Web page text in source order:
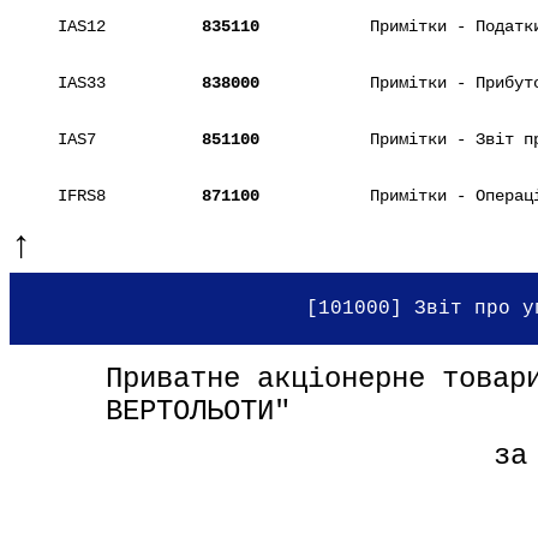
IAS12 835110 Примітки -
IAS33 838000 Примітки -
IAS7 851100 Примітки - Звіт
IFRS8 871100 Примітки -
↑
[101000] Звіт про
Приватне акціонерне
ВЕРТОЛЬОТИ"
за